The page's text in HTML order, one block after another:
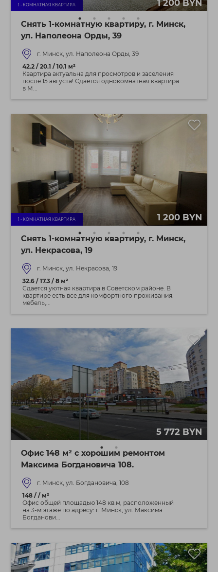
1 - КОМНАТНАЯ КВАРТИРА 1 200 BYN
Снять 1-комнатную квартиру, г. Минск,
ул. Наполеона Орды, 39
г. Минск, ул. Наполеона Орды, 39
42.2 / 20.1 / 10.1 м²
Квартира актуальна для просмотров и заселения
после 15 августа! Сдаётся однокомнатная квартира
в М...
1 - КОМНАТНАЯ КВАРТИРА 1 200 BYN
Снять 1-комнатную квартиру, г. Минск,
ул. Некрасова, 19
г. Минск, ул. Некрасова, 19
32.6 / 17.3 / 8 м²
Сдается уютная квартира в Советском районе. В
квартире есть все для комфортного проживания:
мебель,...
5 772 BYN
Офис 148 м² с хорошим ремонтом
Максима Богдановича 108.
г. Минск, ул. Богдановича, 108
148 / / м²
Офис общей площадью 148 кв.м, расположенный
на 3-м этаже по адресу: г. Минск, ул. Максима
Богданови...